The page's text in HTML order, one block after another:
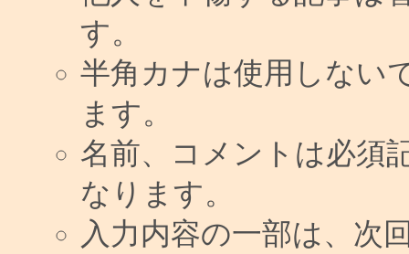
す。
半角カナは使用しない
ます。
名前、コメントは必須
なります。
入力内容の一部は、次